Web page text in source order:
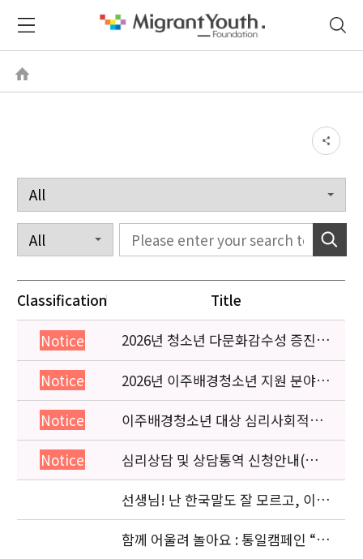
Classification Title
Notice
2026년 청소년 다문화감수성 증진
프로그램 「다가감」신청기관 안내
Notice
2026년 이주배경청소년 지원 분야
종사자 역량강화 교육 일정 안내
Notice
이주배경청소년 대상 심리사회적응
검사 연수동영상 개편 안내
Notice
심리상담 및 상담통역 신청안내(의뢰
서첨부)
선생님! 난 한국말도 잘 모르고, 이젠
몽골말도 잘 모르겠어요: 이주청소년
관련
함께 어울려 놀아요 : 통일캠페인 “얼